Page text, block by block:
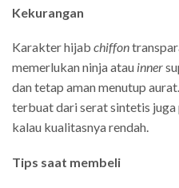
Kekurangan
Karakter hijab chiffon
memerlukan ninja atau inner
dan tetap aman menutup
terbuat dari serat sintetis juga
kalau kualitasnya rendah.
Tips saat membeli